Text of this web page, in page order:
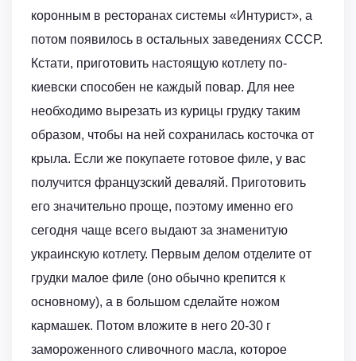
коронным в ресторанах системы «Интурист», а
потом появилось в остальных заведениях СССР.
Кстати, приготовить настоящую котлету по-
киевски способен не каждый повар. Для нее
необходимо вырезать из курицы грудку таким
образом, чтобы на ней сохранилась косточка от
крыла. Если же покупаете готовое филе, у вас
получится французский деваляй. Приготовить
его значительно проще, поэтому именно его
сегодня чаще всего выдают за знаменитую
украинскую котлету. Первым делом отделите от
грудки малое филе (оно обычно крепится к
основному), а в большом сделайте ножом
кармашек. Потом вложите в него 20-30 г
замороженного сливочного масла, которое